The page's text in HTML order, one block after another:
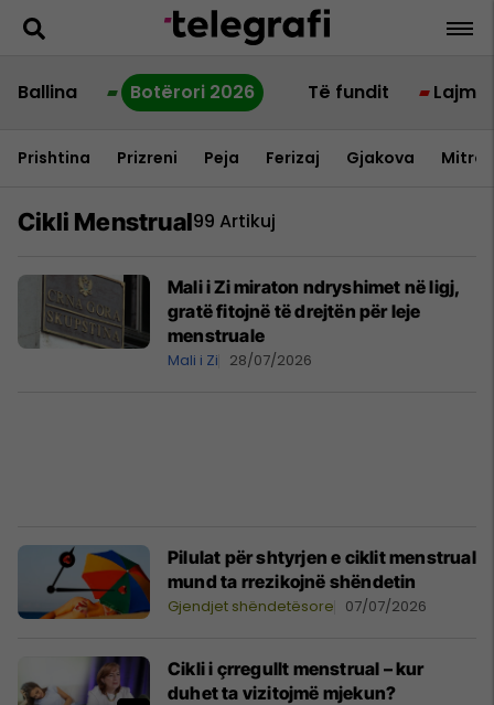
Ballina Botërori 2026 Të fundit Lajme
Prishtina Prizreni Peja Ferizaj Gjakova
Cikli Menstrual99 Artikuj
Mali i Zi miraton ndryshimet në ligj,
gratë fitojnë të drejtën për leje
menstruale
Mali i Zi 28/07/2026
Pilulat për shtyrjen e ciklit menstrual
mund ta rrezikojnë shëndetin
Gjendjet shëndetësore 07/07/2026
Cikli i çrregullt menstrual – kur
duhet ta vizitojmë mjekun?